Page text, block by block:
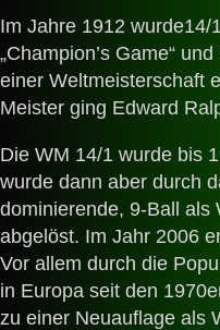
Im Jahre 1912 wurde14/
„Champion’s Game“
einer Weltmeisterschaft
Meister ging Edward
Die WM 14/1 wurde bis
wurde dann aber durch
dominierende, 9-Ball als
abgelöst. Im Jahr 2006
Vor allem durch die
in Europa seit den
zu einer Neuauflage als